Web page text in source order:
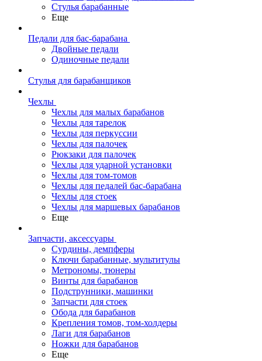
Стулья барабанные
Еще
Педали для бас-барабана
Двойные педали
Одиночные педали
Стулья для барабанщиков
Чехлы
Чехлы для малых барабанов
Чехлы для тарелок
Чехлы для перкуссии
Чехлы для палочек
Рюкзаки для палочек
Чехлы для ударной установки
Чехлы для том-томов
Чехлы для педалей бас-барабана
Чехлы для стоек
Чехлы для маршевых барабанов
Еще
Запчасти, аксессуары
Сурдины, демпферы
Ключи барабанные, мультитулы
Метрономы, тюнеры
Винты для барабанов
Подструнники, машинки
Запчасти для стоек
Обода для барабанов
Крепления томов, том-холдеры
Лаги для барабанов
Ножки для барабанов
Еще